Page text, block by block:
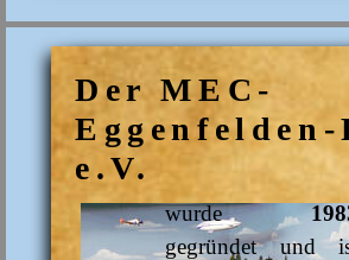
Der MEC-
e.V.
wurde
gegründet und